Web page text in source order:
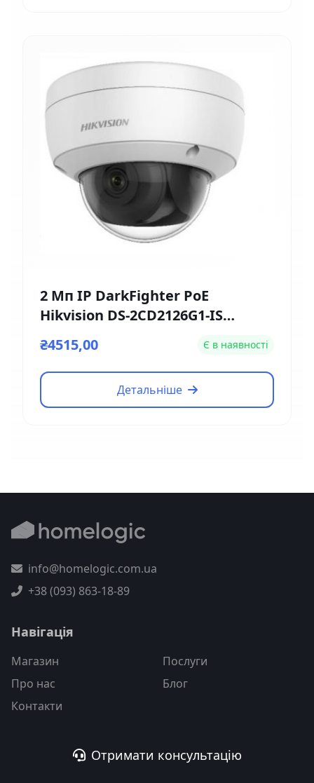
2 Мп IP DarkFighter PoE
Hikvision DS-2CD2126G1-IS
₴4515,00 Є в наявності
Детальніше
info@homelogic.com.ua
+38 (093) 863-18-89
Навігація
Магазин
Послуги
Про нас
Блог
Контакти
Отримати консультацію